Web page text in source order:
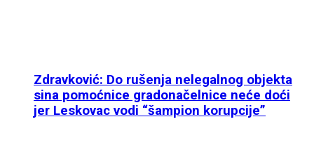
Zdravković: Do rušenja nelegalnog objekta
sina pomoćnice gradonačelnice neće doći
jer Leskovac vodi “šampion korupcije”